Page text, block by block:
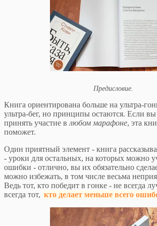
Предисловие.
Книга ориентирована больше на ультра-
ультра-бег, но принципы остаются. Если вы
принять участие в любом марафоне, эта
поможет.
Один приятный элемент - книга
- уроки для остальных, на которых можно
ошибки - отлично, вы их обязательно
можно избежать, в том числе весьма
Ведь тот, кто победит в гонке - не всегда
всегда тот, кто делает меньше всего